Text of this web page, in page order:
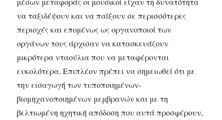
να ταξιδέψουν και να παίξουν σε περισσότερες
περιοχές και επομένως ως οργανοποιοί των
οργάνων τους άρχισαν να κατασκευάζουν
μικρότερα νταούλια που να μεταφέρονται
ευκολότερα. Επιπλέον πρέπει να σημειωθεί ότι με
την εισαγωγή των τυποποιημένων-
βιομηχανοποιημένων μεμβρανών και με τη
βελτιωμένη ηχητική απόδοση που αυτά προσφέρουν,